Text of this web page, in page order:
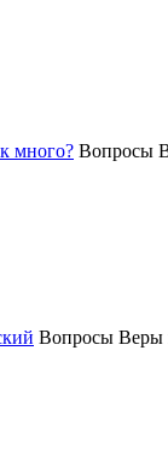
много? Вопросы
Вопросы